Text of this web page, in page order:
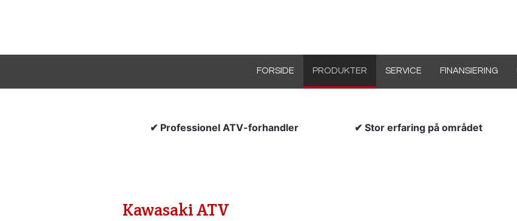
FORSIDE PRODUKTER SERVICE FINANSIERING
✔ Professionel ATV-forhandler​ ✔ Stor erfaring på området​
Kawasaki ATV